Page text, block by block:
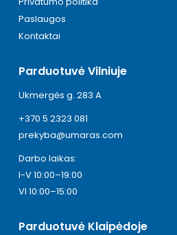
Paslaugos
Kontaktai
Parduotuvė Vilniuje
Ukmergės g. 283 A
+370 5 2323 081
prekyba@umaras.com
Darbo laikas:
I-V 10:00–19:00
VI 10:00–15:00
Parduotuvė Klaipėdoje